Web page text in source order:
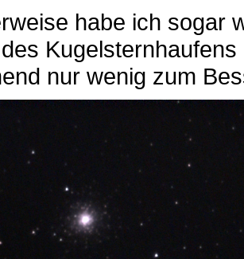
habe ich sogar
nur wenig zum